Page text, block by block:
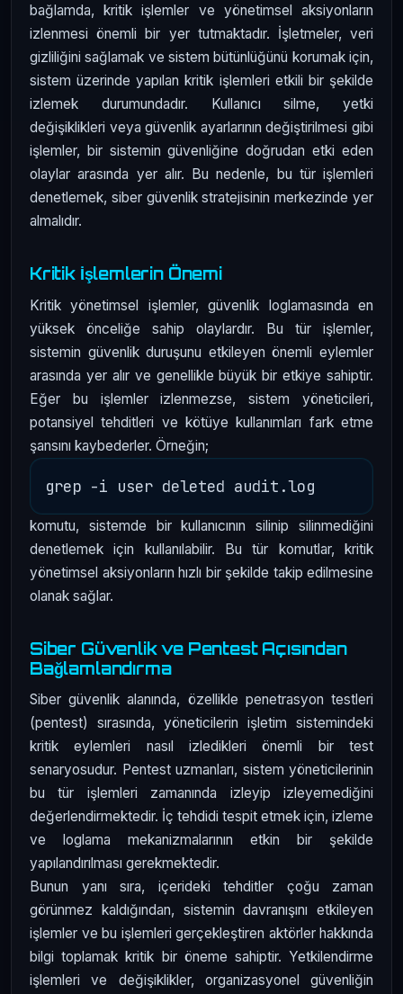
bağlamda, kritik işlemler ve yönetimsel aksiyonların
izlenmesi önemli bir yer tutmaktadır. İşletmeler, veri
gizliliğini sağlamak ve sistem bütünlüğünü korumak için,
sistem üzerinde yapılan kritik işlemleri etkili bir şekilde
izlemek durumundadır. Kullanıcı silme, yetki
değişiklikleri veya güvenlik ayarlarının değiştirilmesi gibi
işlemler, bir sistemin güvenliğine doğrudan etki eden
olaylar arasında yer alır. Bu nedenle, bu tür işlemleri
denetlemek, siber güvenlik stratejisinin merkezinde yer
almalıdır.
Kritik İşlemlerin Önemi
Kritik yönetimsel işlemler, güvenlik loglamasında en
yüksek önceliğe sahip olaylardır. Bu tür işlemler,
sistemin güvenlik duruşunu etkileyen önemli eylemler
arasında yer alır ve genellikle büyük bir etkiye sahiptir.
Eğer bu işlemler izlenmezse, sistem yöneticileri,
potansiyel tehditleri ve kötüye kullanımları fark etme
şansını kaybederler. Örneğin;
komutu, sistemde bir kullanıcının silinip silinmediğini
denetlemek için kullanılabilir. Bu tür komutlar, kritik
yönetimsel aksiyonların hızlı bir şekilde takip edilmesine
olanak sağlar.
Siber Güvenlik ve Pentest Açısından
Bağlamlandırma
Siber güvenlik alanında, özellikle penetrasyon testleri
(pentest) sırasında, yöneticilerin işletim sistemindeki
kritik eylemleri nasıl izledikleri önemli bir test
senaryosudur. Pentest uzmanları, sistem yöneticilerinin
bu tür işlemleri zamanında izleyip izleyemediğini
değerlendirmektedir. İç tehdidi tespit etmek için, izleme
ve loglama mekanizmalarının etkin bir şekilde
yapılandırılması gerekmektedir.
Bunun yanı sıra, içerideki tehditler çoğu zaman
görünmez kaldığından, sistemin davranışını etkileyen
işlemler ve bu işlemleri gerçekleştiren aktörler hakkında
bilgi toplamak kritik bir öneme sahiptir. Yetkilendirme
işlemleri ve değişiklikler, organizasyonel güvenliğin